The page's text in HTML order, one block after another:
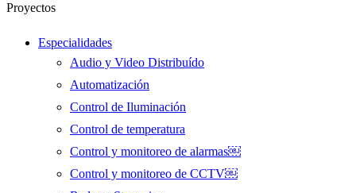
Proyectos
Especialidades
Audio y Video Distribuído
Automatización
Control de Iluminación
Control de temperatura
Control y monitoreo de alarmas￼
Control y monitoreo de CCTV￼